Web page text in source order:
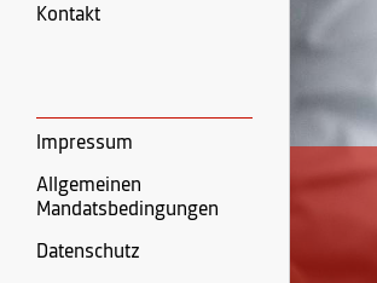
Kontakt
Impressum
Allgemeinen
Mandatsbedingungen
Datenschutz